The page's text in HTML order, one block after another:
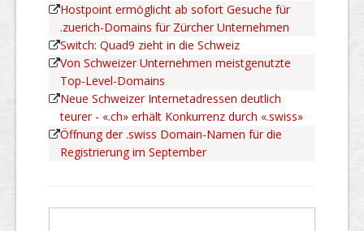
Hostpoint ermöglicht ab sofort Gesuche für
.zuerich-Domains für Zürcher Unternehmen
Switch: Quad9 zieht in die Schweiz
Von Schweizer Unternehmen meistgenutzte
Top-Level-Domains
Neue Schweizer Internetadressen deutlich
teurer - «.ch» erhält Konkurrenz durch «.swiss»
Öffnung der .swiss Domain-Namen für die
Registrierung im September